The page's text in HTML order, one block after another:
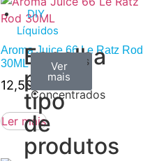
DIY
Líquidos
Escolha
por
tipo
de
produtos
Aromas
Concentrados
Ver
todos
Bases
Ver
mais
Accesorios
Ver
mais
Aroma Juice 66 Le Ratz Rod
30ML
12,50
Ler mais